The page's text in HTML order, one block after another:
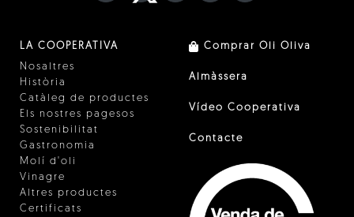
LA COOPERATIVA
Nosaltres
Història
Catàleg de productes
Els nostres pagesos
Sostenibilitat
Gastronomia
Molí d'oli
Vinagre
Altres productes
Certificats
Comprar Oli Oliva
Almàssera
Vídeo Cooperativa
Contacte